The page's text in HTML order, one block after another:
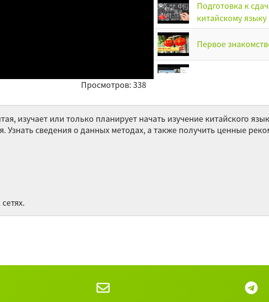
Просмотров: 338
Подготовка к
китайскому языку
Первое
Частица "了" (le)
Грамматические
изучает или только планирует начать изучение китайского
Узнать сведения о данных методах, а также получить ценные
сетях.